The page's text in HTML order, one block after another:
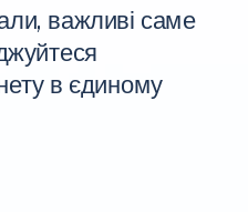
важливі саме
в єдиному